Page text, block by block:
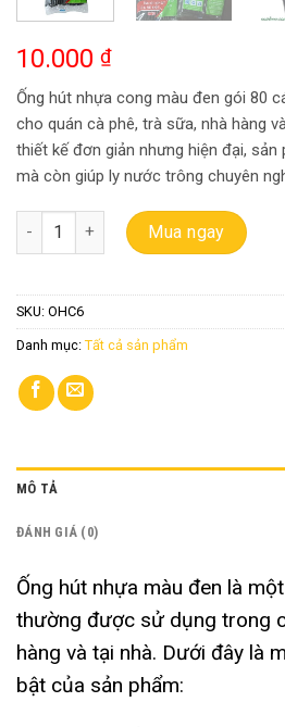
10.000 ₫
Ống hút nhựa cong màu đen gói 80
cho quán cà phê, trà sữa, nhà hàng
thiết kế đơn giản nhưng hiện đại, sản
mà còn giúp ly nước trông chuyên
Ống hút nhựa cong màu đen gói 80
Mua ngay
SKU: OHC6
Danh mục: Tất cả sản phẩm
MÔ TẢ
ĐÁNH GIÁ (0)
Ống hút nhựa màu đen là
thường được sử dụng trong
hàng và tại nhà. Dưới đây là
bật của sản phẩm: